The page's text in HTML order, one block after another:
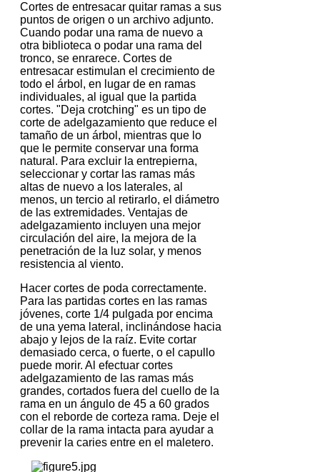
Cortes de entresacar quitar ramas a sus
puntos de origen o un archivo adjunto.
Cuando podar una rama de nuevo a
otra biblioteca o podar una rama del
tronco, se enrarece. Cortes de
entresacar estimulan el crecimiento de
todo el árbol, en lugar de en ramas
individuales, al igual que la partida
cortes. "Deja crotching" es un tipo de
corte de adelgazamiento que reduce el
tamaño de un árbol, mientras que lo
que le permite conservar una forma
natural. Para excluir la entrepierna,
seleccionar y cortar las ramas más
altas de nuevo a los laterales, al
menos, un tercio al retirarlo, el diámetro
de las extremidades. Ventajas de
adelgazamiento incluyen una mejor
circulación del aire, la mejora de la
penetración de la luz solar, y menos
resistencia al viento.
Hacer cortes de poda correctamente.
Para las partidas cortes en las ramas
jóvenes, corte 1/4 pulgada por encima
de una yema lateral, inclinándose hacia
abajo y lejos de la raíz. Evite cortar
demasiado cerca, o fuerte, o el capullo
puede morir. Al efectuar cortes
adelgazamiento de las ramas más
grandes, cortados fuera del cuello de la
rama en un ángulo de 45 a 60 grados
con el reborde de corteza rama. Deje el
collar de la rama intacta para ayudar a
prevenir la caries entre en el maletero.